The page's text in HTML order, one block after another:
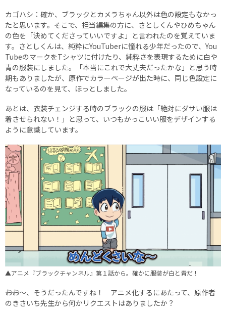
カゴハシ：確か、ブラックとカメラちゃん以外は色の設定もなかっ
たと思います。そこで、担当編集の方に、さとしくんやひめちゃん
の色を「決めてくださっていいですよ」と言われたのを覚えていま
す。さとしくんは、純粋にYouTuberに憧れる少年だったので、You
TubeのマークをTシャツに付けたり、純粋さを表現するために白や
青の服装にしました。「本当にこれで大丈夫だったかな」と思う時
期もありましたが、原作でカラーページが出た時に、同じ色設定に
なっているのを見て、ほっとしました。
あとは、衣装チェンジする時のブラックの服は「絶対にダサい服は
着させられない！」と思って、いつもかっこいい服をデザインする
ように意識しています。
▲アニメ『ブラックチャンネル』第１話から。確かに服装が白と青だ！
――おお〜、そうだったんですね！ アニメ化するにあたって、原作者
のきさいち先生から何かリクエストはありましたか？